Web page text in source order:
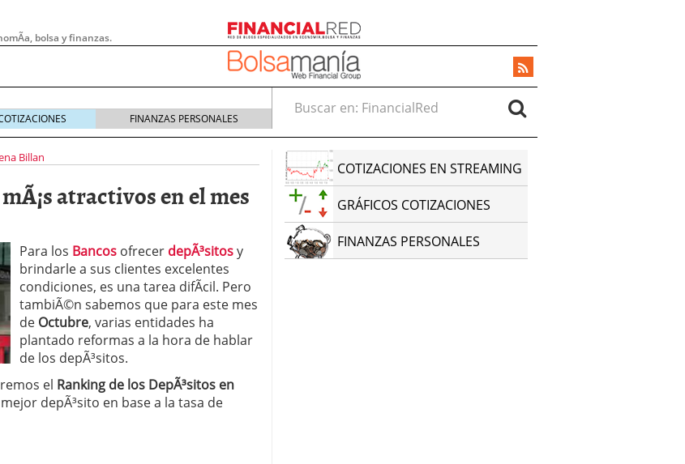
bolsa y finanzas.
obligación que muchas empresas
tarde 20/07/2026
los Traders Mexicanos Antes de
tradicional: ventajas reales para pymes
FINANZAS PERSONALES
Buscar en:
Billan
atractivos en el mes
Para los Bancos ofrecer depÃ³sitosy
brindarle a sus clientes excelentes
condiciones, es una tarea difÃ­cil. Pero
tambiÃ©n sabemos que para este mes
de Octubre, varias entidades ha
plantado reformas a la hora de hablar
de los depÃ³sitos.
el Ranking de los DepÃ³sitos en
depÃ³sito en base a la tasa de
COTIZACIONES EN STREAMING
GRÁFICOS COTIZACIONES
FINANZAS PERSONALES